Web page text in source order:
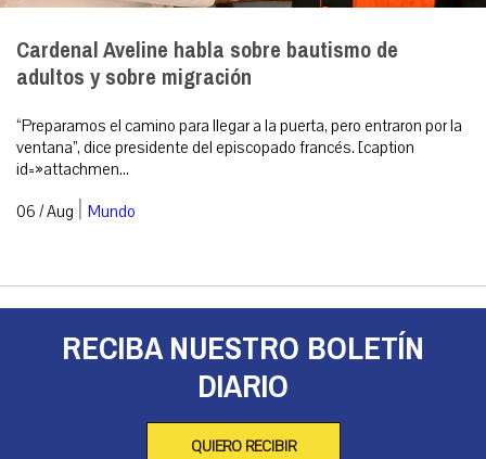
Cardenal Aveline habla sobre bautismo de
adultos y sobre migración
“Preparamos el camino para llegar a la puerta, pero entraron por la
ventana”, dice presidente del episcopado francés. [caption
id=»attachmen...
06 / Aug | Mundo
RECIBA NUESTRO BOLETÍN
DIARIO
QUIERO RECIBIR